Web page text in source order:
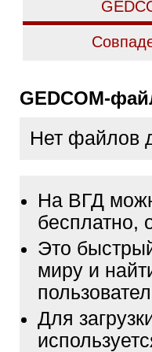
GEDCOM-
Нет файлов
На ВГД
бесплатно,
Это
миру и
Для